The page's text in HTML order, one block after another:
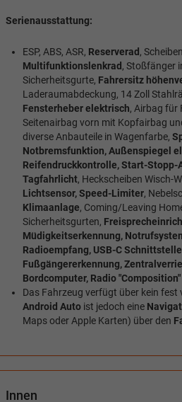
Serienausstattung:
ESP, ABS, ASR, Reserverad ,
Multifunktionslenkrad , Stoßfänger
Sicherheitsgurte, Fahrersitz
Laderaumabdeckung, 14 Zoll
Fensterheber elektrisch, Airbag für
Seitenairbag vorn mit Kopfairbag
diverse Anbauteile in Wagenfarbe,
Notbremsfunktion, Außenspiegel
Reifendruckkontrolle, Start-Stopp-
Tagfahrlicht, Heckscheiben Wisch-
Lichtsensor, Speed-Limiter,
Klimaanlage, Coming/Leaving
Sicherheitsgurten,
Müdigkeitserkennung,
Radioempfang, USB-C
Fußgängererkennung,
Bordcomputer, Radio "Composition"
Das Fahrzeug verfügt über kein
Android Autoist jedoch eine
Maps oder Apple Karten) über den
Innen